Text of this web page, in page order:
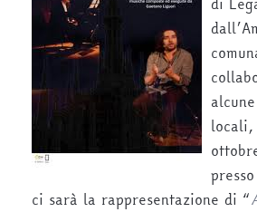
locali,
ci sarà la rappresentazione di “